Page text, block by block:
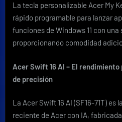
La tecla personalizable Acer My
rápido programable para lanzar
funciones de Windows 11 con una
proporcionando comodidad
Acer Swift 16 AI – El
de precisión
La Acer Swift 16 AI (SF16-71T) es
reciente de Acer con IA,